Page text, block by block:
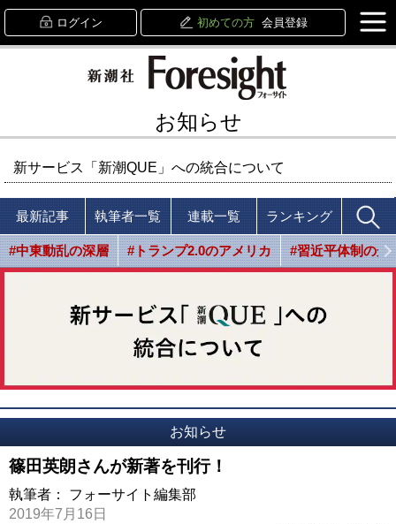
ログイン 初めての方 会員登録
お知らせ
新サービス「新潮QUE」への統合について
最新記事 執筆者一覧 連載一覧 ランキング
#中東動乱の深層 #トランプ2.0のアメリカ #習近平体制の光
お知らせ
篠田英朗さんが新著を刊行！
執筆者： フォーサイト編集部
2019年7月16日